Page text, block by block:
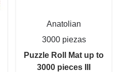
Anatolian
3000 piezas
Puzzle Roll Mat up to
3000 pieces III